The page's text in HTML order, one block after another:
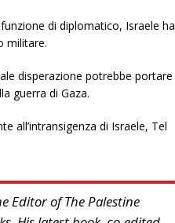
di diplomatico, Israele ha
militare.
disperazione potrebbe portare
guerra di Gaza.
all’intransigenza di Israele, Tel
Editor of The Palestine